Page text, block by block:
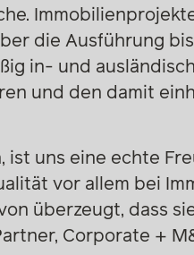
die Ausführung
in- und
und den damit
ist uns eine echte
vor allem bei
überzeugt, dass
Corporate +